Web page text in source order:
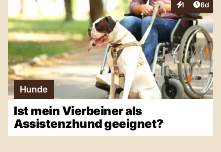
1
Interaktionen
6d
Hunde
Ist mein Vierbeiner als
Assistenzhund geeignet?